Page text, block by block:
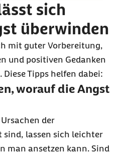
sich
überwinden
mit guter Vorbereitung,
und positiven Gedanken
Tipps helfen dabei:
worauf die Angst
der
sind, lassen sich leichter
man ansetzen kann. Sind